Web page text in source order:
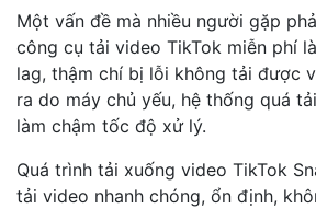
Một vấn đề mà nhiều người gặp
công cụ tải video TikTok miễn phí
lag, thậm chí bị lỗi không tải được
ra do máy chủ yếu, hệ thống quá
làm chậm tốc độ xử lý.
Quá trình tải xuống video TikTok
tải video nhanh chóng, ổn định,